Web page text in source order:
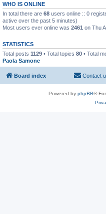
WHO IS ONLINE
In total there are 68 users online :: 0
active over the past 5 minutes)
Most users ever online was 2461 on Thu
STATISTICS
Total posts 1129 • Total topics 80 • Total
Paola Samone
Board index Contact
Powered by phpBB®